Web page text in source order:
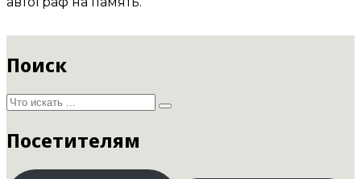
Поиск
Посетителям